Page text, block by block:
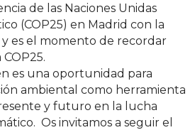
de las Naciones Unidas
(COP25) en Madrid con la
y es el momento de recordar
es una oportunidad para
ambiental como herramienta
y futuro en la lucha
Os invitamos a seguir el